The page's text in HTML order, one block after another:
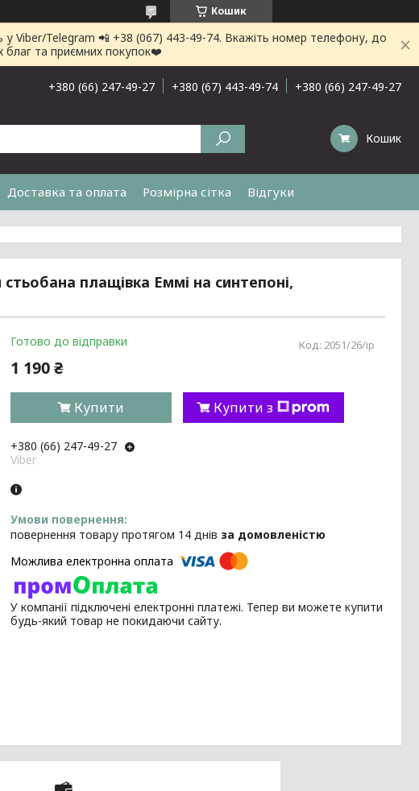
Кошик
Telegram 📲 +38 (067) 443-49-74. Вкажіть номер телефону, до
благ та приємних покупок❤️
+380 (66) 247-49-27 +380 (67) 443-49-74 +380 (66) 247-49-27
Кошик
Доставка та оплата Розмірна сітка Відгуки
плащівка Еммі на синтепоні,
Готово до відправки Код: 2051/26/ір
1 190 ₴
Купити Купити з
+380 (66) 247-49-27
Viber
повернення товару протягом 14 днів за домовленістю
У компанії підключені електронні платежі. Тепер ви можете купити
будь-який товар не покидаючи сайту.